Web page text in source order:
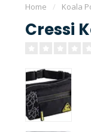
Home
/ Koala
Cressi